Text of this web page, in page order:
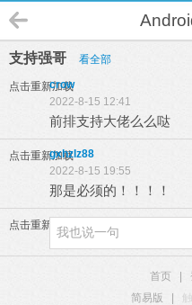
支持强哥 看全部
点击重新加载
crow
2022-8-15 12:41
前排支持大佬么么哒
点击重新加载gxhzlz88
2022-8-15 19:55
那是必须的！！！！
点击重新加载
首页
简易版